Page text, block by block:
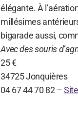
élégante. À
millésimes
bigarade aussi,
Avec des souris
25 €
34725 Jonquières
04 67 44 70 82 –